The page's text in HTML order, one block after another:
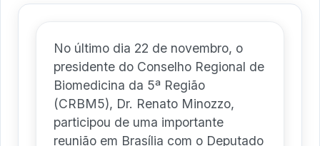
No último dia 22 de novembro, o
presidente do Conselho Regional de
Biomedicina da 5ª Região
(CRBM5), Dr. Renato Minozzo,
participou de uma importante
reunião em Brasília com o Deputado